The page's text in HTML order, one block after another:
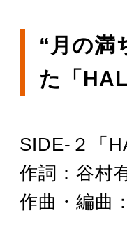
“月の満
た「
SIDE-２「
作詞：谷村
作曲・編曲